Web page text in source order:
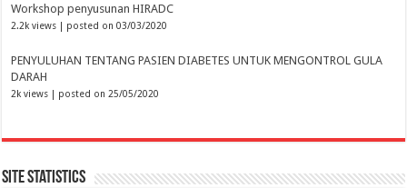
Workshop penyusunan HIRADC
2.2k views | posted on 03/03/2020
PENYULUHAN TENTANG PASIEN DIABETES UNTUK MENGONTROL GULA
DARAH
2k views | posted on 25/05/2020
Site Statistics